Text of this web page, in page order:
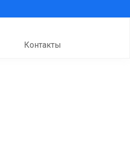
Контакты